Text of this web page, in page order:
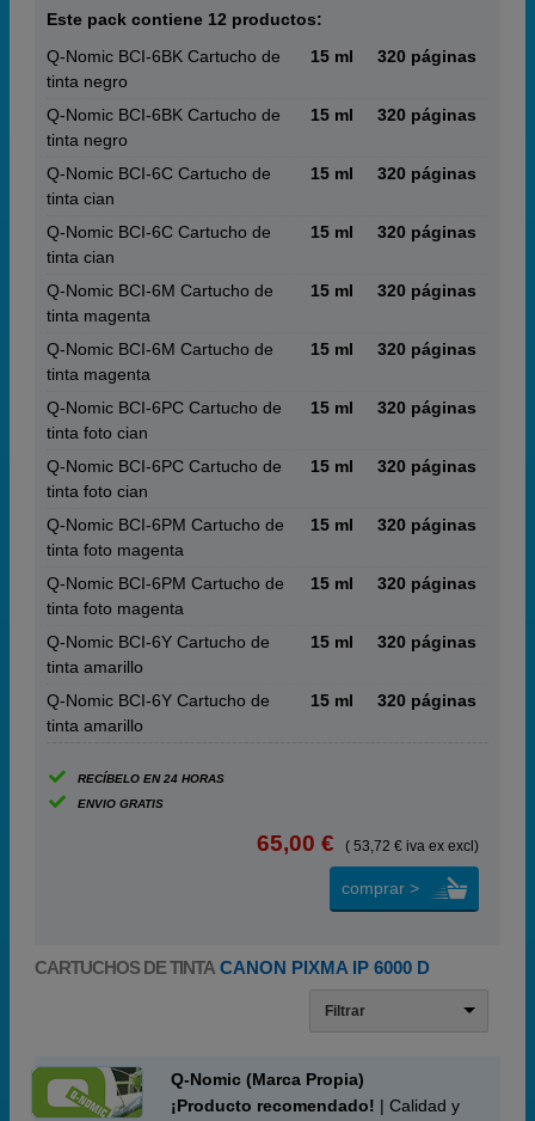
Este pack contiene 12 productos:
Q-Nomic BCI-6BK Cartucho de
tinta negro
15 ml 320 páginas
Q-Nomic BCI-6BK Cartucho de
tinta negro
15 ml 320 páginas
Q-Nomic BCI-6C Cartucho de
tinta cian
15 ml 320 páginas
Q-Nomic BCI-6C Cartucho de
tinta cian
15 ml 320 páginas
Q-Nomic BCI-6M Cartucho de
tinta magenta
15 ml 320 páginas
Q-Nomic BCI-6M Cartucho de
tinta magenta
15 ml 320 páginas
Q-Nomic BCI-6PC Cartucho de
tinta foto cian
15 ml 320 páginas
Q-Nomic BCI-6PC Cartucho de
tinta foto cian
15 ml 320 páginas
Q-Nomic BCI-6PM Cartucho de
tinta foto magenta
15 ml 320 páginas
Q-Nomic BCI-6PM Cartucho de
tinta foto magenta
15 ml 320 páginas
Q-Nomic BCI-6Y Cartucho de
tinta amarillo
15 ml 320 páginas
Q-Nomic BCI-6Y Cartucho de
tinta amarillo
15 ml 320 páginas
RECÍBELO EN 24 HORAS
ENVIO GRATIS
65,00 € ( 53,72 € iva ex excl)
comprar >
CARTUCHOS DE TINTA CANON PIXMA IP 6000 D
Filtrar
Q-Nomic (Marca Propia)
¡Producto recomendado! | Calidad y